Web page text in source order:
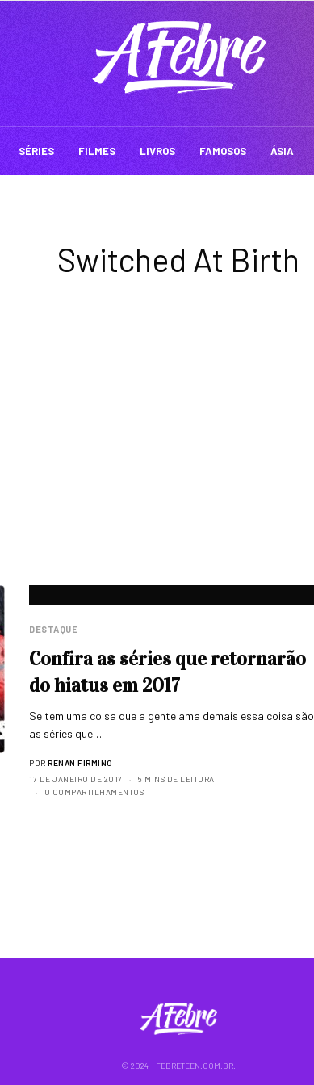
SÉRIES FILMES LIVROS FAMOSOS ÁSIA
Switched At Birth
DESTAQUE
Confira as séries que retornarão
do hiatus em 2017
Se tem uma coisa que a gente ama demais essa coisa são
as séries que…
POR RENAN FIRMINO
17 DE JANEIRO DE 2017
5 MINS DE LEITURA
0 COMPARTILHAMENTOS
© 2024 - FEBRETEEN.COM.BR.